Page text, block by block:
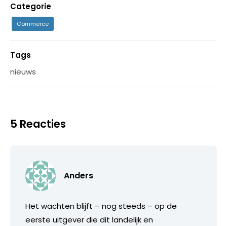
Categorie
Commerce
Tags
nieuws
5 Reacties
Anders
Het wachten blijft – nog steeds – op de
eerste uitgever die dit landelijk en